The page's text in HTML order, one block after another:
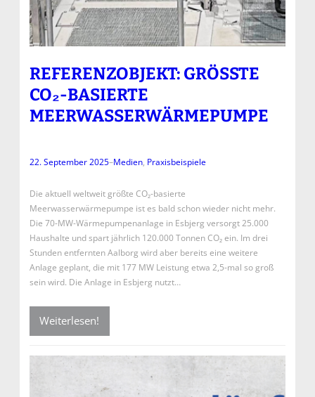
REFERENZOBJEKT: GRÖSSTE C
O₂-BASIERTE M
EERWASSERWÄRMEPUMPE
22. September 2025–Medien, Praxisbeispiele
Die aktuell weltweit größte CO₂-basierte
Meerwasserwärmepumpe ist es bald schon wieder nicht mehr.
Die 70-MW-Wärmepumpenanlage in Esbjerg versorgt 25.000
Haushalte und spart jährlich 120.000 Tonnen CO₂ ein. Im drei
Stunden entfernten Aalborg wird aber bereits eine weitere
Anlage geplant, die mit 177 MW Leistung etwa 2,5-mal so groß
sein wird. Die Anlage in Esbjerg nutzt…
Weiterlesen!